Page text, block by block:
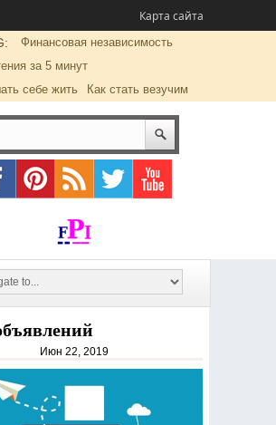
Карта сайта
Финансовая независимость
за 5 минут
себе жить
Как стать везучим
Июн 22, 2019